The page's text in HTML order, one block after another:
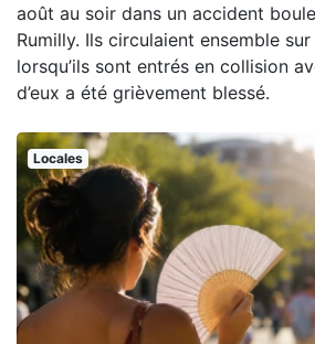
août au soir dans un accident
Rumilly. Ils circulaient ensemble
lorsqu’ils sont entrés en collision
d’eux a été grièvement blessé.
Locales